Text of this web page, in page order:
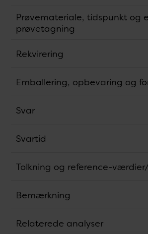
Prøvemateriale, tidspunkt og
prøvetagning
Rekvirering
Emballering, opbevaring og
Svar
Svartid
Tolkning og reference-
Bemærkning
Relaterede analyser